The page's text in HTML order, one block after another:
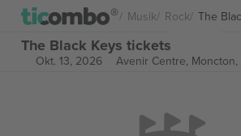
Musik Rock The
The Black Keys tickets
Okt. 13, 2026 Avenir Centre, Moncton,